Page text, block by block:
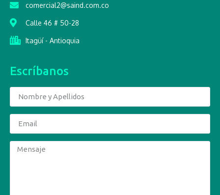
comercial2@saind.com.co
Calle 46 # 50-28
Itagüí - Antioquia
Escríbanos